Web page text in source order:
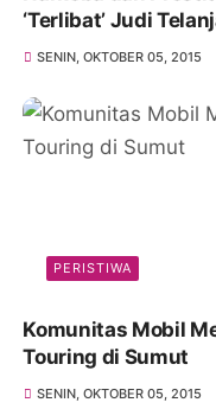
‘Terlibat’ Judi
SENIN, OKTOBER 05, 2015
PERISTIWA
Komunitas Mobil
Touring di Sumut
SENIN, OKTOBER 05, 2015